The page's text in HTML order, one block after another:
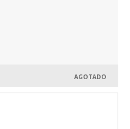
AGOTADO